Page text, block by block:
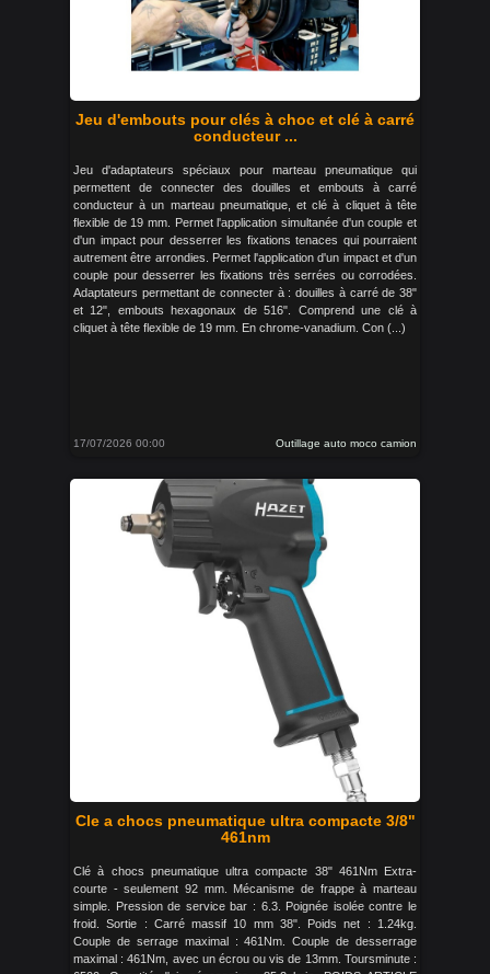
Jeu d'embouts pour clés à choc et clé à carré
conducteur ...
Jeu d'adaptateurs spéciaux pour marteau pneumatique qui
permettent de connecter des douilles et embouts à carré
conducteur à un marteau pneumatique, et clé à cliquet à tête
flexible de 19 mm. Permet l'application simultanée d'un couple et
d'un impact pour desserrer les fixations tenaces qui pourraient
autrement être arrondies. Permet l'application d'un impact et d'un
couple pour desserrer les fixations très serrées ou corrodées.
Adaptateurs permettant de connecter à : douilles à carré de 38"
et 12", embouts hexagonaux de 516". Comprend une clé à
cliquet à tête flexible de 19 mm. En chrome-vanadium. Con (...)
17/07/2026 00:00 Outillage auto moco camion
Cle a chocs pneumatique ultra compacte 3/8"
461nm
Clé à chocs pneumatique ultra compacte 38" 461Nm Extra-
courte - seulement 92 mm. Mécanisme de frappe à marteau
simple. Pression de service bar : 6.3. Poignée isolée contre le
froid. Sortie : Carré massif 10 mm 38". Poids net : 1.24kg.
Couple de serrage maximal : 461Nm. Couple de desserrage
maximal : 461Nm, avec un écrou ou vis de 13mm. Toursminute :